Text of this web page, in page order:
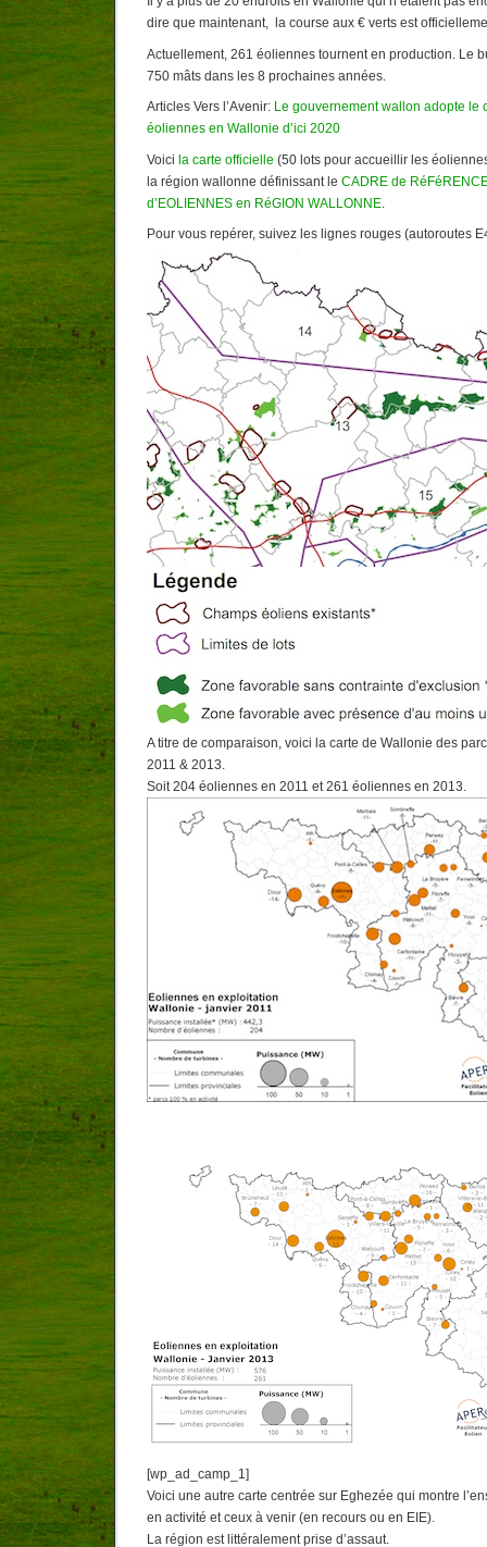
dire que maintenant, la course aux € verts est
Actuellement, 261 éoliennes tournent en production. Le
750 mâts dans les 8 prochaines années.
Articles Vers l’Avenir: Le gouvernement wallon adopte le
éoliennes en Wallonie d’ici 2020
Voici la carte officielle (50 lots pour accueillir les
la région wallonne définissant le CADRE de
d’EOLIENNES en RéGION WALLONNE
Pour vous repérer, suivez les lignes rouges (autoroutes
A titre de comparaison, voici la carte de Wallonie des
2011 & 2013.
Soit 204 éoliennes en 2011 et 261 éoliennes en 2013.
[wp_ad_camp_1]
Voici une autre carte centrée sur Eghezée qui montre
en activité et ceux à venir (en recours ou en EIE).
La région est littéralement prise d’assaut.